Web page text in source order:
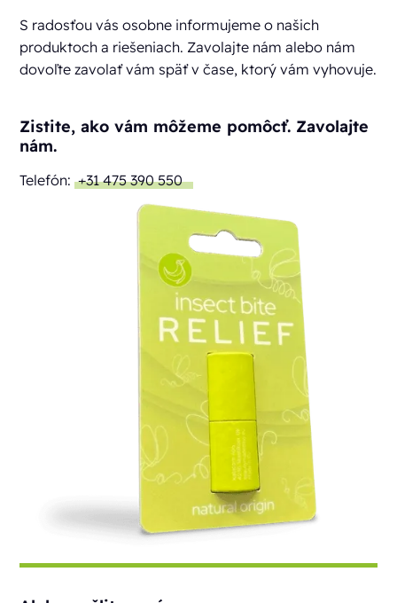
S radosťou vás osobne informujeme o našich
produktoch a riešeniach. Zavolajte nám alebo nám
dovoľte zavolať vám späť v čase, ktorý vám vyhovuje.
Zistite, ako vám môžeme pomôcť. Zavolajte
nám.
Telefón: +31 475 390 550